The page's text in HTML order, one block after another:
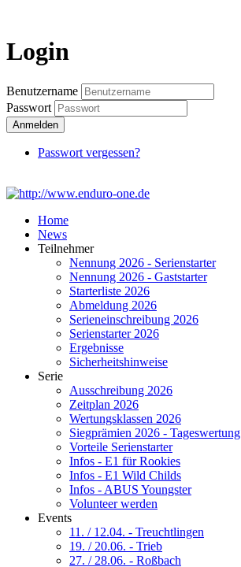
Login
Benutzername
Passwort
Anmelden
Passwort vergessen?
Home
News
Teilnehmer
Nennung 2026 - Serienstarter
Nennung 2026 - Gaststarter
Starterliste 2026
Abmeldung 2026
Serieneinschreibung 2026
Serienstarter 2026
Ergebnisse
Sicherheitshinweise
Serie
Ausschreibung 2026
Zeitplan 2026
Wertungsklassen 2026
Siegprämien 2026 - Tageswertung
Vorteile Serienstarter
Infos - E1 für Rookies
Infos - E1 Wild Childs
Infos - ABUS Youngster
Volunteer werden
Events
11. / 12.04. - Treuchtlingen
19. / 20.06. - Trieb
27. / 28.06. - Roßbach